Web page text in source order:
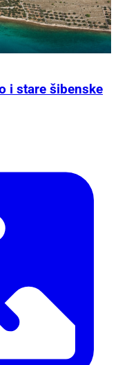
i stare šibenske